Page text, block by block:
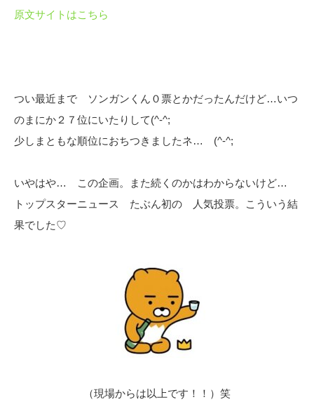
原文サイトはこちら
つい最近まで ソンガンくん０票とかだったんだけど…いつ
のまにか２７位にいたりして(^-^;
少しまともな順位におちつきましたネ… (^-^;
いやはや… この企画。また続くのかはわからないけど…
トップスターニュース たぶん初の 人気投票。こういう結
果でした♡
（現場からは以上です！！）笑